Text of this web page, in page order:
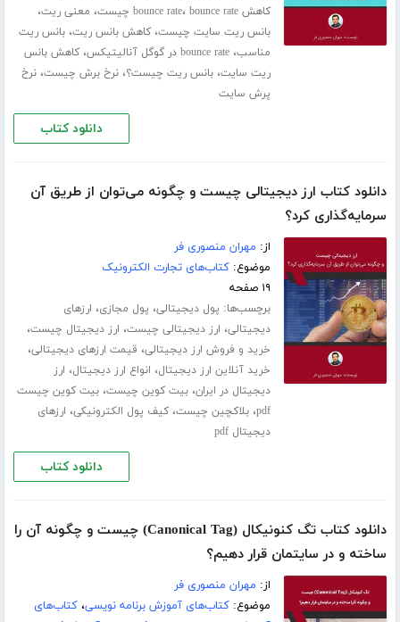
کاهش bounce rate ، bounce rate چیست ، معنی ریت،
بانس ریت سایت چیست،کاهش بانس ریت،بانس ریت
مناسب،bounce rate در گوگل آنالیتیکس ،کاهش بانس
ریت سایت،بانس ریت چیست؟،نرخ برش چیست،نرخ
پرش سایت
دانلود کتاب
دانلود کتاب ارز دیجیتالی چیست و چگونه می‌توان از طریق آن
سرمایه‌گذاری کرد؟
از: مهران منصوری فر
موضوع:کتاب‌های تجارت الکترونیک
۱۹ صفحه
برچسب‌ها: پول دیجیتالی، پول مجازی، ارزهای
دیجیتالی، ارز دیجیتالی چیست، ارز دیجیتال چیست،
خرید و فروش ارز دیجیتالی، قیمت ارزهای دیجیتالی،
خرید آنلاین ارز دیجیتال، انواع ارز دیجیتال، ارز
دیجیتال در ایران،بیت کوین چیست،بیت کوین چیست
pdf،بلاکچین چیست،کیف پول الکترونیکی، ارزهای
دیجیتال pdf
دانلود کتاب
دانلود کتاب تگ کنونیکال (Canonical Tag) چیست و چگونه آن را
ساخته و در سایتمان قرار دهیم؟
از: مهران منصوری فر
موضوع:کتاب‌های آموزش برنامه نویسی،کتاب‌های